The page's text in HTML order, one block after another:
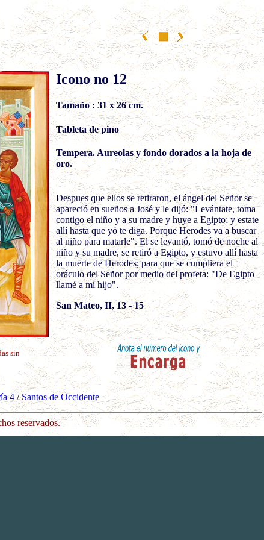
sin
Icono no 12
Tamaño : 31 x 26cm.
Tableta de pino
Tempera. Aureolas y fondo dorados a la hoja de
oro.
Despues que ellos se retiraron, el ángel del Señor se
apareció en sueños a José y le dijó: "Levántate, toma
contigo el niño y a su madre y huye a Egipto; y estate
allí hasta que yó te diga. Porque Herodes va a buscar
al niño para matarle". El se levantó, tomó de noche al
niño y su madre, se retiró a Egipto, y estuvo allí hasta
la muerte de Herodes; para que se cumpliera el
oráculo del Señor por medio del profeta: "De Egipto
llamé a mí hijo".
San Mateo, II, 13 - 15
4/Santos de Occidente
reservados.